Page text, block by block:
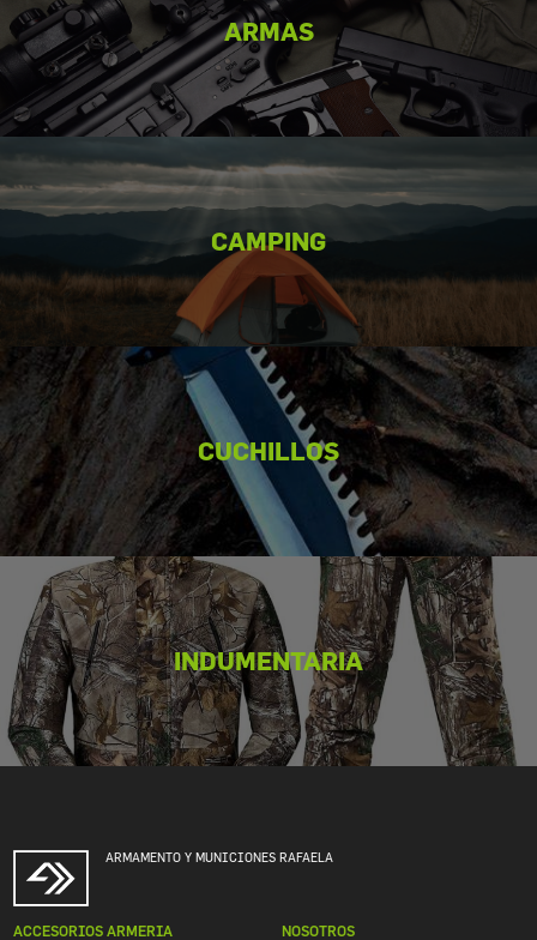
ARMAS
CAMPING
CUCHILLOS
INDUMENTARIA
ARMAMENTO Y MUNICIONES RAFAELA
ACCESORIOS ARMERIA NOSOTROS